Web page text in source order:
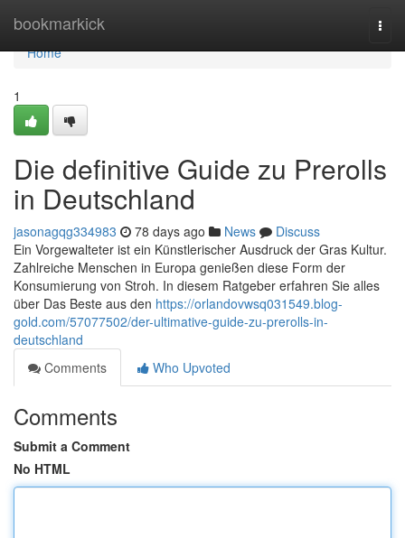
bookmarkick
Home
Home
1
Die definitive Guide zu Prerolls
in Deutschland
jasonagqg334983 78 days ago News
Discuss
Ein Vorgewalteter ist ein Künstlerischer Ausdruck der Gras Kultur.
Zahlreiche Menschen in Europa genießen diese Form der
Konsumierung von Stroh. In diesem Ratgeber erfahren Sie alles
über Das Beste aus den https://orlandovwsq031549.blog-
gold.com/57077502/der-ultimative-guide-zu-prerolls-in-
deutschland
Comments
Who Upvoted
Comments
Submit a Comment
No HTML